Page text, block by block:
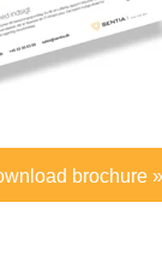
brochure »